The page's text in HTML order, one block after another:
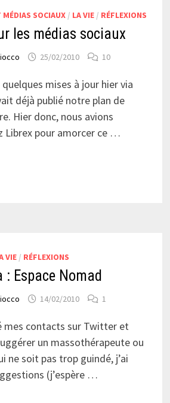
SOCIAUX/ LA VIE/ RÉFLEXIONS
les médias sociaux
25/02/2010 10
mises à jour hier via
déjà publié notre plan de
Hier donc, nous avions
Librex pour amorcer ce …
VIE/ RÉFLEXIONS
Espace Nomad
14/02/2010 1
mes contacts sur Twitter et
un massothérapeute ou
ne soit pas trop guindé, j’ai
(j’espère …